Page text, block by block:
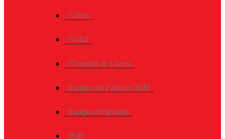
Cables
CGDI
Clonador de Llaves
Equipos de Fabrica OEM
Equipos Originales
JMD